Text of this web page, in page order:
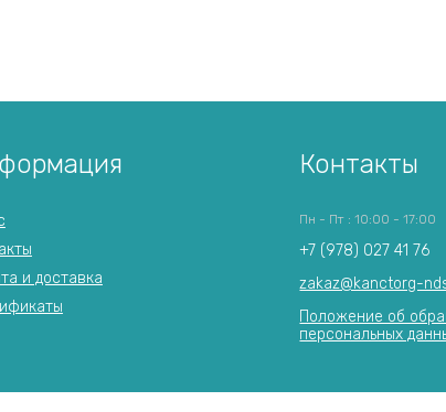
и доставка
Контакты
Пн - Пт : 10:00 - 17:00
+7 (978) 027 41 76
zakaz@kanctorg-
Положение об
персональных